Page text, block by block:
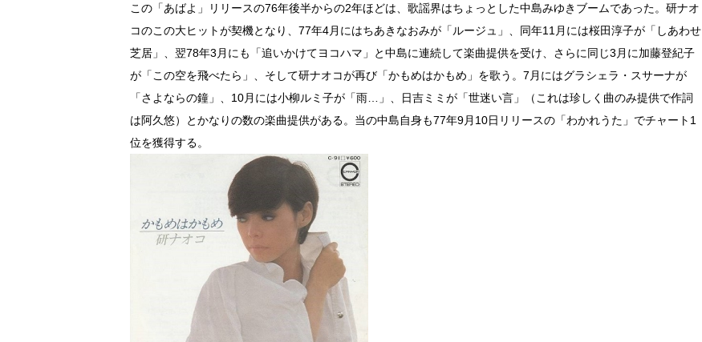
この「あばよ」リリースの76年後半からの2年ほどは、歌謡界はちょっとした中島みゆきブームであった。研ナオ
コのこの大ヒットが契機となり、77年4月にはちあきなおみが「ルージュ」、同年11月には桜田淳子が「しあわせ
芝居」、翌78年3月にも「追いかけてヨコハマ」と中島に連続して楽曲提供を受け、さらに同じ3月に加藤登紀子
が「この空を飛べたら」、そして研ナオコが再び「かもめはかもめ」を歌う。7月にはグラシェラ・スサーナが
「さよならの鐘」、10月には小柳ルミ子が「雨…」、日吉ミミが「世迷い言」（これは珍しく曲のみ提供で作詞
は阿久悠）とかなりの数の楽曲提供がある。当の中島自身も77年9月10日リリースの「わかれうた」でチャート1
位を獲得する。